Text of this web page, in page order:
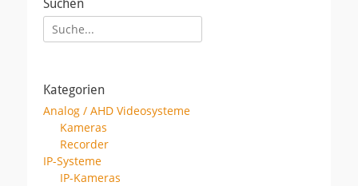
OSD+UTC,Farb-
Suchen
Suche
für:
Kategorien
Analog / AHD Videosysteme
Kameras
Recorder
IP-Systeme
IP-Kameras